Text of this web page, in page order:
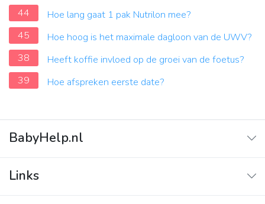
44
Hoe lang gaat 1 pak Nutrilon mee?
45
Hoe hoog is het maximale dagloon van de UWV?
38
Heeft koffie invloed op de groei van de foetus?
39
Hoe afspreken eerste date?
BabyHelp.nl
Vraag & Antwoord
Links